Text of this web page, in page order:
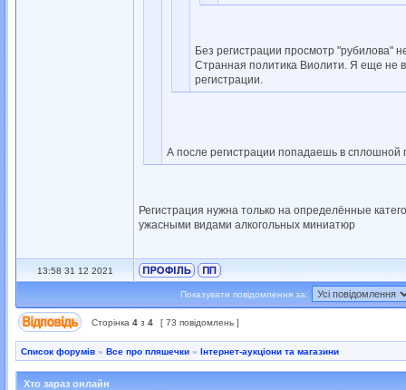
Без регистрации просмотр "рубилова"
Странная политика Виолити. Я еще не
регистрации.
А после регистрации попадаешь в сплошной
Регистрация нужна только на определённые
ужасными видами алкогольных миниатюр
13:58 31 12 2021
Показувати повідомлення за:
Сторінка 4 з 4 [ 73 повідомлень ]
Список форумів » Все про пляшечки » Інтернет-аукціони та магазини
Хто зараз онлайн